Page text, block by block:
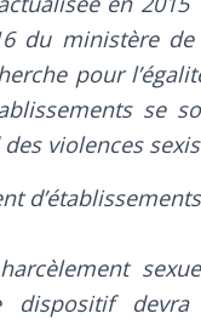
du ministère de
pour
se
violences
dispositif